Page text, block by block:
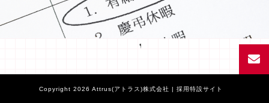
Facebook
Copyright 2026 Attrus(アトラス)株式会社 | 採用特設サイト